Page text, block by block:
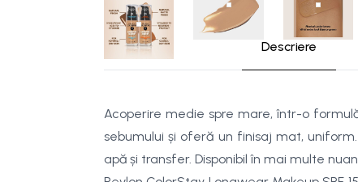
Descriere
Acoperire medie spre mare, într-o
sebumului și oferă un finisaj mat,
apă și transfer. Disponibil în mai multe